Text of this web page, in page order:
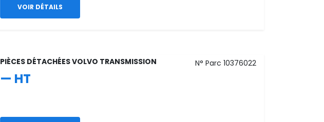
VOIR DÉTAILS
PIÈCES DÉTACHÉES VOLVO TRANSMISSION N° Parc 10376022
— HT